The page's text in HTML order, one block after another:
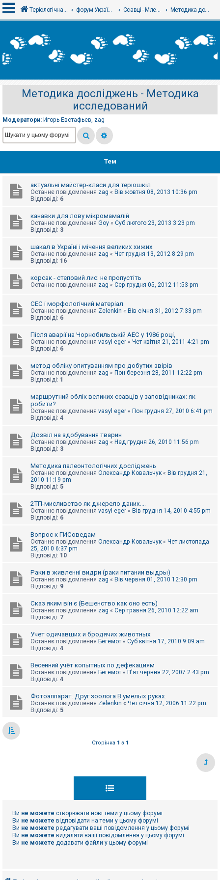
х
і
с
р
а
ц
і
Т
м
б
д
о
е
в
е
ш
Теріологічна школа форум Українського теріологічного товариства Ссавці - Млекопитающие Методика досліджень - Методика исследований
Методика досліджень - Методика
исследований
Модератори: Игорь Евстафьев, zag
Тем
актуальні майстер-класи для теріошкіл
Останнє повідомлення zag « Вів жовтня 08, 2013 10:36 pm
Відповіді: 6
канавки для лову мікромамалій
Останнє повідомлення Goy « Суб лютого 23, 2013 3:23 pm
Відповіді: 3
шакал в Україні і мічення великих хижих
Останнє повідомлення zag « Чет грудня 13, 2012 8:29 pm
Відповіді: 16
корсак - степовий лис: не пропустіть
Останнє повідомлення zag « Сер грудня 05, 2012 11:53 pm
СЕС і морфологічний матеріал
Останнє повідомлення Zelenkin « Вів січня 31, 2012 7:33 pm
Відповіді: 6
Після аварії на Чорнобильській АЕС у 1986 році,
Останнє повідомлення vasyl eger « Чет квітня 21, 2011 4:21 pm
Відповіді: 6
метод обліку опитуванням про добутих звірів
Останнє повідомлення zag « Пон березня 28, 2011 12:22 pm
Відповіді: 1
маршрутний облік великих ссавців у заповідниках: як
робити?
Останнє повідомлення vasyl eger « Пон грудня 27, 2010 6:41 pm
Відповіді: 4
Дозвіл на здобування тварин
Останнє повідомлення zag « Нед грудня 26, 2010 11:56 pm
Відповіді: 3
Методика палеонтологічних досліджень
Останнє повідомлення Олександр Ковальчук « Вів грудня 21,
2010 11:19 pm
Відповіді: 5
2ТП-мисливство як джерело даних....
Останнє повідомлення vasyl eger « Вів грудня 14, 2010 4:55 pm
Відповіді: 6
Вопрос к ГИСоведам
Останнє повідомлення Олександр Ковальчук « Чет листопада
25, 2010 6:37 pm
Відповіді: 10
Раки в живленні видри (раки питании выдры)
Останнє повідомлення zag « Вів червня 01, 2010 12:30 pm
Відповіді: 9
Сказ яким він є (Бешенство как оно есть)
Останнє повідомлення zag « Сер травня 26, 2010 12:22 am
Відповіді: 7
Учет одичавших и бродячих животных
Останнє повідомлення Бегемот « Суб квітня 17, 2010 9:09 am
Відповіді: 4
Весенний учёт копытных по дефекациям
Останнє повідомлення Бегемот « П'ят червня 22, 2007 2:43 pm
Відповіді: 4
Фотоаппарат. Друг зоолога.В умелых руках.
Останнє повідомлення Zelenkin « Чет січня 12, 2006 11:22 pm
Відповіді: 5
Сторінка 1 з 1
Ви не можете створювати нові теми у цьому форумі
Ви не можете відповідати на теми у цьому форумі
Ви не можете редагувати ваші повідомлення у цьому форумі
Ви не можете видаляти ваші повідомлення у цьому форумі
Ви не можете додавати файли у цьому форумі